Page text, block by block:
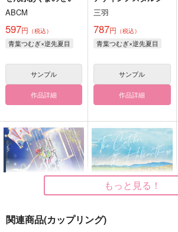
ABCM
597円 （税込）
青葉つむぎ×逆先夏目
サンプル
作品詳細
三羽
787円 （税込）
青葉つむぎ×逆先夏目
サンプル
作品詳細
もっと見る！
関連商品(カップリング)